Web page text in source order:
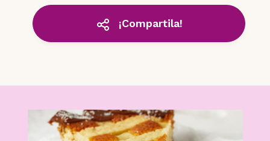
¡Compartila!